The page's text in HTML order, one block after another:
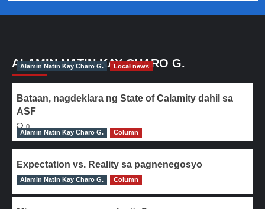
ALAMIN NATIN KAY CHARO G.
Alamin Natin Kay Charo G. Local news
Bataan, nagdeklara ng State of Calamity dahil sa
ASF
0
Alamin Natin Kay Charo G.
Column
Expectation vs. Reality sa pagnenegosyo
0
Alamin Natin Kay Charo G. Column